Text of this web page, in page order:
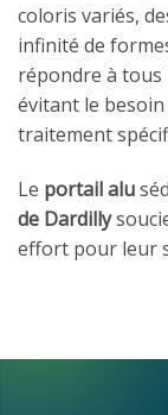
coloris variés,
infinité de
répondre à tous
évitant le
traitement
Le portail alu
de Dardilly
effort pour leur